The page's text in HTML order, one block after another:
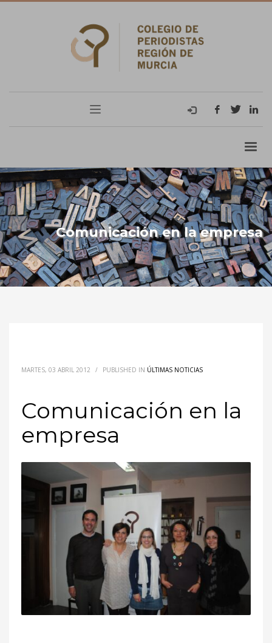
Comunicación en la empresa
MARTES, 03 ABRIL 2012 / PUBLISHED IN ÚLTIMAS NOTICIAS
Comunicación en la
empresa